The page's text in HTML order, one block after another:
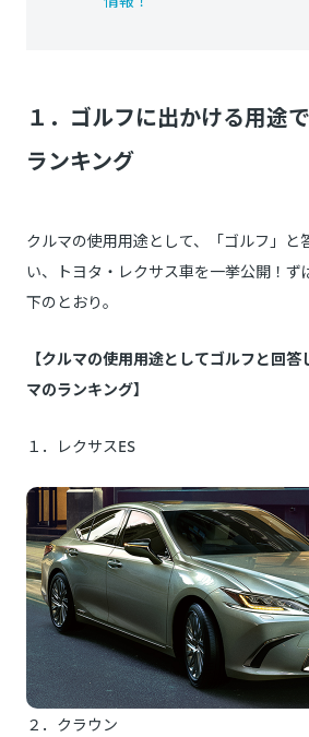
１．ゴルフに出かける用途
ランキング
クルマの使用用途として、「ゴルフ」と
い、トヨタ・レクサス車を一挙公開！ず
下のとおり。
【クルマの使用用途としてゴルフと回
マのランキング】
１．レクサスES
２．クラウン